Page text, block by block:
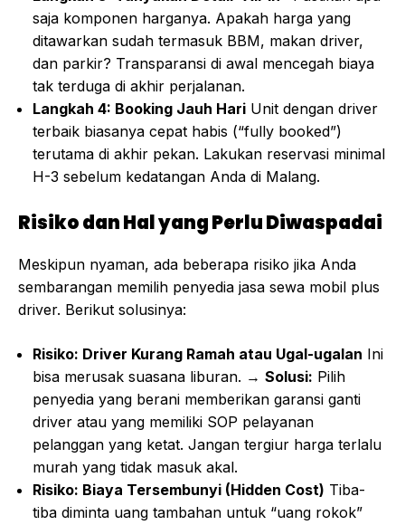
saja komponen harganya. Apakah harga yang
ditawarkan sudah termasuk BBM, makan driver,
dan parkir? Transparansi di awal mencegah biaya
tak terduga di akhir perjalanan.
Langkah 4: Booking Jauh Hari Unit dengan driver
terbaik biasanya cepat habis (“fully booked”)
terutama di akhir pekan. Lakukan reservasi minimal
H-3 sebelum kedatangan Anda di Malang.
Risiko dan Hal yang Perlu Diwaspadai
Meskipun nyaman, ada beberapa risiko jika Anda
sembarangan memilih penyedia jasa sewa mobil plus
driver. Berikut solusinya:
Risiko: Driver Kurang Ramah atau Ugal-ugalan Ini
bisa merusak suasana liburan. → Solusi: Pilih
penyedia yang berani memberikan garansi ganti
driver atau yang memiliki SOP pelayanan
pelanggan yang ketat. Jangan tergiur harga terlalu
murah yang tidak masuk akal.
Risiko: Biaya Tersembunyi (Hidden Cost) Tiba-
tiba diminta uang tambahan untuk “uang rokok”